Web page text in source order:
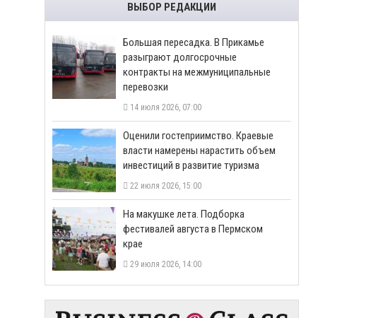
ВЫБОР РЕДАКЦИИ
Большая пересадка. В Прикамье
разыграют долгосрочные
контракты на межмуниципальные
перевозки
14 июля 2026, 07:00
Оценили гостеприимство. Краевые
власти намерены нарастить объем
инвестиций в развитие туризма
22 июля 2026, 15:00
На макушке лета. Подборка
фестивалей августа в Пермском
крае
29 июля 2026, 14:00